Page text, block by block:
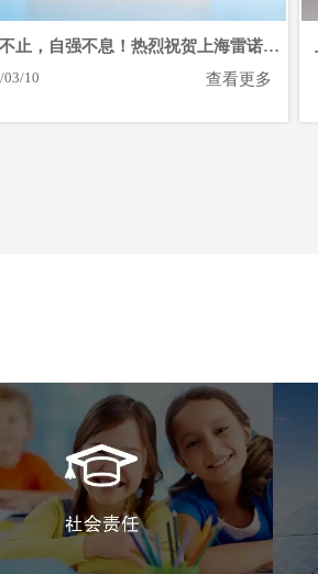
止，自强不息！热烈祝贺上海雷诺尔
家级“小巨人”企业
03/10 查看更多